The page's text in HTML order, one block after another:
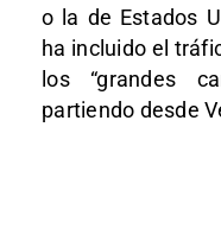
o la de Estados
ha incluido el
los “grandes
partiendo desde